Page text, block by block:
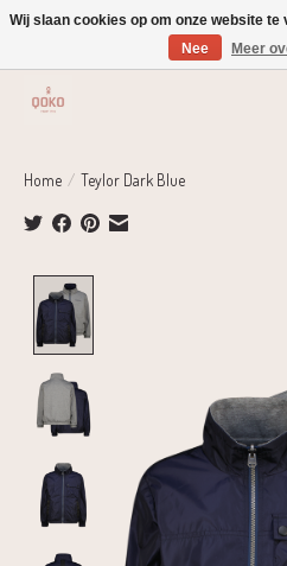
Verzending 1-2 dagen | Gratis verzending vanaf € 75,-
Home / Teylor Dark Blue
Wij slaan cookies op om onze website
Nee
Meer